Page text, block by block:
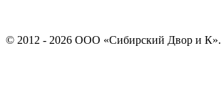
© 2012 - 2026 ООО «Сибирский Двор и К».